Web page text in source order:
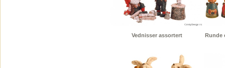
Vednisser assortert Runde